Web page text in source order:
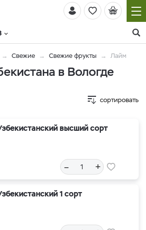
Свежие Свежие фрукты Лайм
в Вологде
сортировать
высший сорт
– +
1 сорт